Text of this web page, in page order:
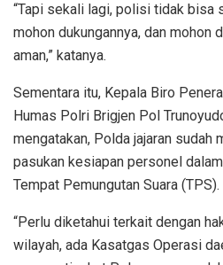
“Tapi sekali lagi, polisi tidak bisa
mohon dukungannya, dan mohon
aman,” katanya.
Sementara itu, Kepala Biro
Humas Polri Brigjen Pol
mengatakan, Polda jajaran sudah
pasukan kesiapan personel
Tempat Pemungutan Suara (TPS).
“Perlu diketahui terkait dengan
wilayah, ada Kasatgas Operasi